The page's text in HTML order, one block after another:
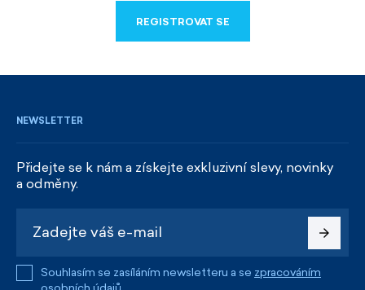
REGISTROVAT SE
NEWSLETTER
Přidejte se k nám a získejte exkluzivní slevy, novinky
a odměny.
Souhlasím se zasíláním newsletteru a se zpracováním